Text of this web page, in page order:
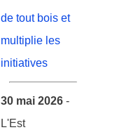
de tout bois et
multiplie les
initiatives
30 mai 2026 -
L'Est